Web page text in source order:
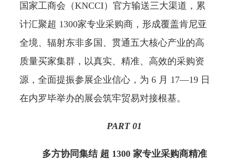
国家工商会（KNCCI）官方输送三大渠道，累
计汇聚超 1300家专业采购商，形成覆盖肯尼亚
全境、辐射东非多国、贯通五大核心产业的高
质量买家集群，以真实、精准、高效的采购资
源，全面提振参展企业信心，为 6 月 17—19 日
在内罗毕举办的展会筑牢贸易对接根基。
PART 01
多方协同集结 超 1300 家专业采购商精准